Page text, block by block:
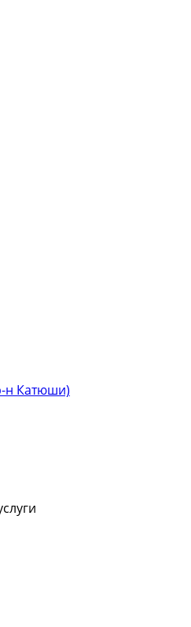
н Катюши)